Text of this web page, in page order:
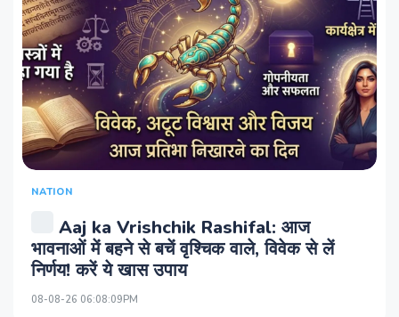
NATION
Aaj ka Vrishchik Rashifal: आज
भावनाओं में बहने से बचें वृश्चिक वाले, विवेक से लें
निर्णय! करें ये खास उपाय
08-08-26 06:08:09PM